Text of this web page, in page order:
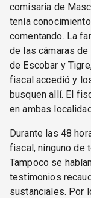
comisaria de
tenía
comentando. La
de las cámaras
de Escobar y
fiscal accedió y
busquen allí. El
en ambas
Durante las 48
fiscal, ninguno de
Tampoco se
testimonios
sustanciales. Por